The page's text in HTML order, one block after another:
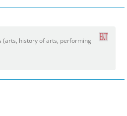
(arts, history of arts, performing